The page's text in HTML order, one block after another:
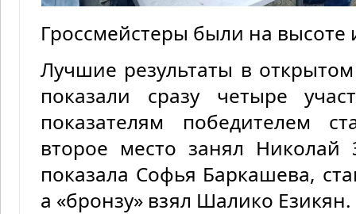
Гроссмейстеры были на высоте
Лучшие результаты в
показали сразу четыре
показателям победителем
второе место занял Николай
показала Софья Баркашева,
а «бронзу» взял Шалико Езикян.